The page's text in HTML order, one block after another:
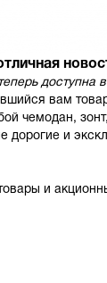
доступна
вам
чемодан, зонт,
и
и